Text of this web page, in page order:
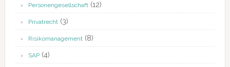
Personengesellschaft(12)
Privatrecht(3)
Risikomanagement(8)
SAP(4)